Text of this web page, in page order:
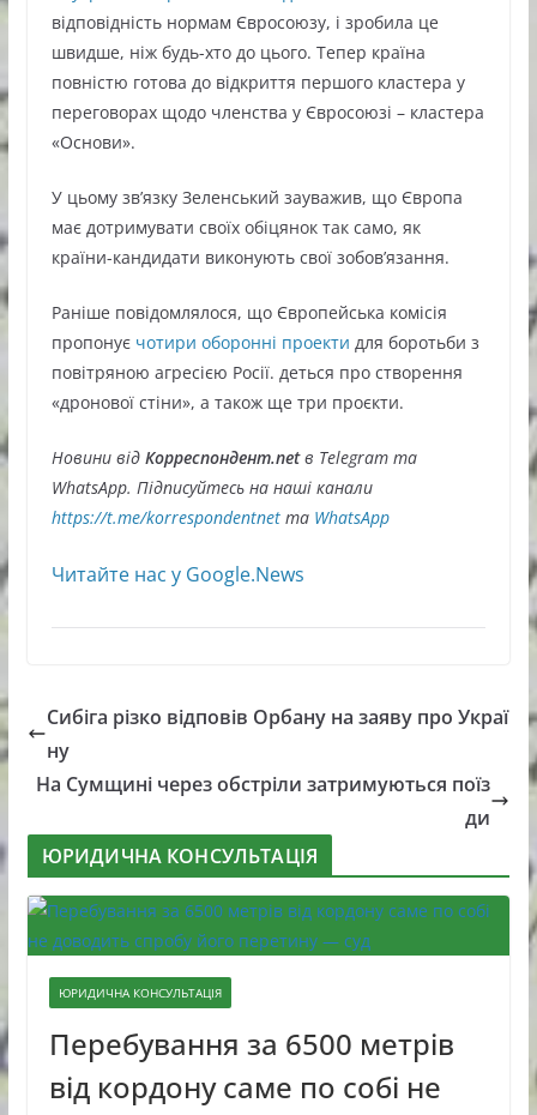
відповідність нормам Євросоюзу, і зробила це
швидше, ніж будь-хто до цього. Тепер країна
повністю готова до відкриття першого кластера у
переговорах щодо членства у Євросоюзі – кластера
«Основи».
У цьому зв’язку Зеленський зауважив, що Європа
має дотримувати своїх обіцянок так само, як
країни-кандидати виконують свої зобов’язання.
Раніше повідомлялося, що Європейська комісія
пропонуєчотири оборонні проекти для боротьби з
повітряною агресією Росії. деться про створення
«дронової стіни», а також ще три проєкти.
Новини відКорреспондент.netв Telegram та
WhatsApp. Підписуйтесь на наші канали
https://t.me/korrespondentnetта WhatsApp
Читайте нас у Google.News
Сибіга різко відповів Орбану на заяву про Украї
ну
На Сумщині через обстріли затримуються поїз
ди
ЮРИДИЧНА КОНСУЛЬТАЦІЯ
ЮРИДИЧНА КОНСУЛЬТАЦІЯ
Перебування за 6500 метрів
від кордону саме по собі не